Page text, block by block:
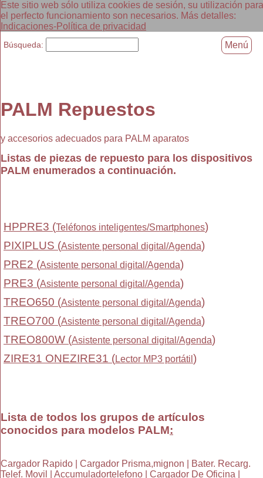
Este sitio web sólo utiliza cookies de sesión, su utilización para
el perfecto funcionamiento son necesarios. Más detalles:
Indicaciones-Política de privacidad
PALM Repuestos
y accesorios adecuados para PALM aparatos
Listas de piezas de repuesto para los dispositivos
PALM enumerados a continuación.
HPPRE3 (Teléfonos inteligentes/Smartphones)
PIXIPLUS (Asistente personal digital/Agenda)
PRE2 (Asistente personal digital/Agenda)
PRE3 (Asistente personal digital/Agenda)
TREO650 (Asistente personal digital/Agenda)
TREO700 (Asistente personal digital/Agenda)
TREO800W (Asistente personal digital/Agenda)
ZIRE31 ONEZIRE31 (Lector MP3 portátil )
Lista de todos los grupos de artículos
conocidos para modelos PALM:
Cargador Rapido | Cargador Prisma,mignon | Bater. Recarg.
Telef. Movil | Accumuladortelefono | Cargador De Oficina |
Búsqueda: Menú